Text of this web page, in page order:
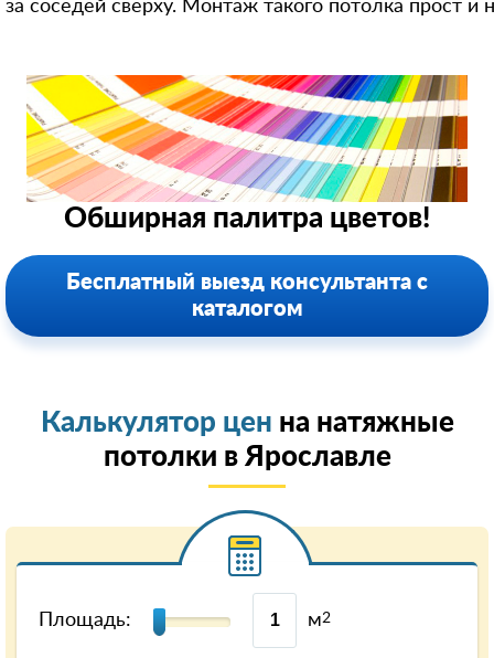
за соседей сверху. Монтаж такого потолка прост и
Обширная палитра цветов!
Бесплатный выезд консультанта с
каталогом
Калькулятор цен на натяжные
потолки в Ярославле
Площадь: м2